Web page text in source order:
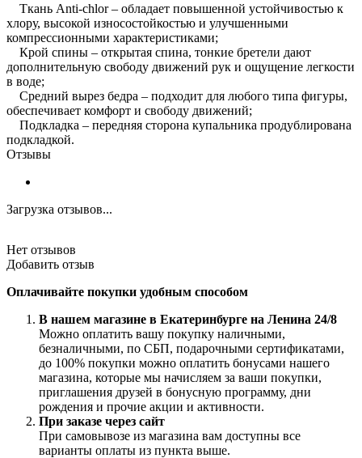
Ткань Anti-chlor – обладает повышенной устойчивостью к
хлору, высокой износостойкостью и улучшенными
компрессионными характеристиками;
Крой спины – открытая спина, тонкие бретели дают
дополнительную свободу движений рук и ощущение легкости
в воде;
Средний вырез бедра – подходит для любого типа фигуры,
обеспечивает комфорт и свободу движений;
Подкладка – передняя сторона купальника продублирована
подкладкой.
Отзывы
Загрузка отзывов...
Нет отзывов
Добавить отзыв
Оплачивайте покупки удобным способом
В нашем магазине в Екатеринбурге на Ленина 24/8
Можно оплатить вашу покупку наличными,
безналичными, по СБП, подарочными сертификатами,
до 100% покупки можно оплатить бонусами нашего
магазина, которые мы начисляем за ваши покупки,
приглашения друзей в бонусную программу, дни
рождения и прочие акции и активности.
При заказе через сайт
При самовывозе из магазина вам доступны все
варианты оплаты из пункта выше.